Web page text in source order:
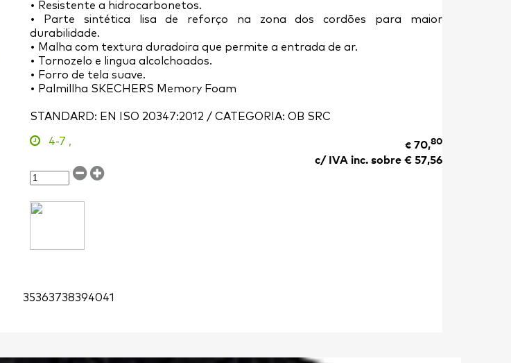
• Resistente a hidrocarbonetos.
• Parte sintética lisa de reforço na zona dos cordões para maior
durabilidade.
• Malha com textura duradoira que permite a entrada de ar.
• Tornozelo e lingua alcolchoados.
• Forro de tela suave.
• Palmillha SKECHERS Memory Foam
STANDARD: EN ISO 20347:2012 / CATEGORIA: OB SRC
4-7 , €70,80
c/ IVA inc. sobre €57,56
35363738394041